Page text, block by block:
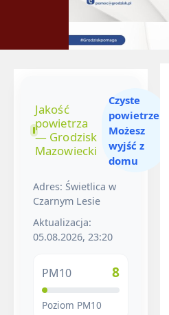
Jakość
powietrza
— Grodzisk
Mazowiecki
Czyste
powietrze.
Możesz
wyjść z
domu
Adres: Świetlica w
Czarnym Lesie
Aktualizacja:
05.08.2026, 23:20
PM10 8
Poziom PM10